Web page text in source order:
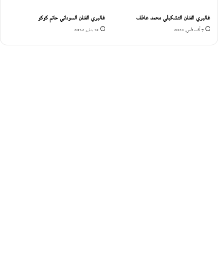
غاليري الفنان التشكيلي محمد عاطف
7 أغسطس، 2022
غاليري الفنان السوداني حاتم كوكو
21 يناير، 2022